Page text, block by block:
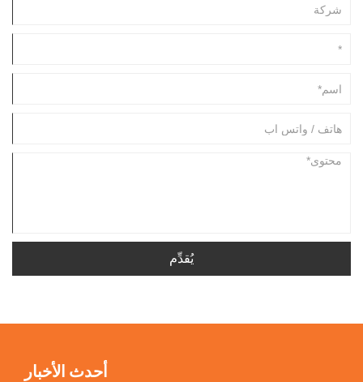
يُقدِّم
أحدث الأخبار